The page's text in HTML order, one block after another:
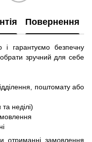
Повернення
гарантуємо безпечну
зручний для себе
поштомату або
неділі)
замовлення